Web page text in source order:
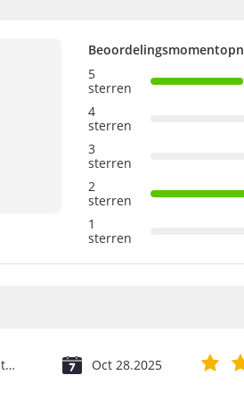
5
sterren
4
sterren
3
sterren
2
sterren
1
sterren
Saint Vincent and the Grenadines Oct 28.2025